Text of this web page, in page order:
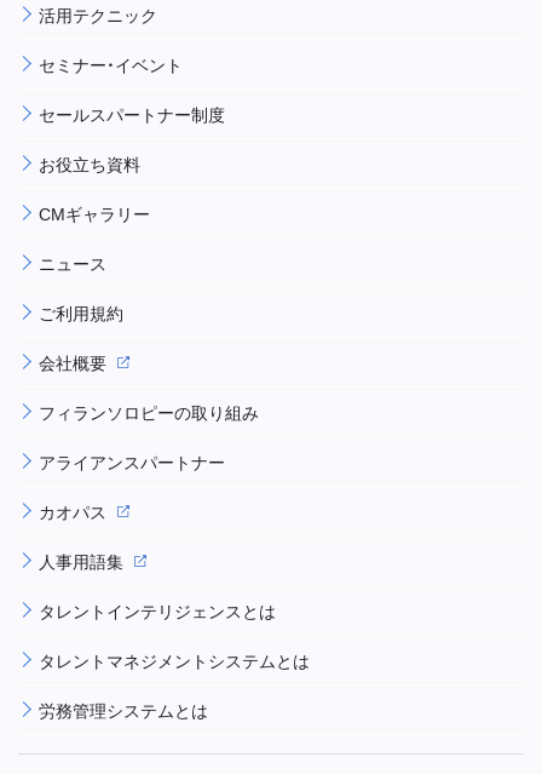
活用テクニック
セミナー・イベント
セールスパートナー制度
お役立ち資料
CMギャラリー
ニュース
ご利用規約
会社概要
フィランソロピーの取り組み
アライアンスパートナー
カオパス
人事用語集
タレントインテリジェンスとは
タレントマネジメントシステムとは
労務管理システムとは